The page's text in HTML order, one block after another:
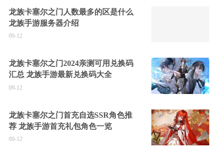
龙族卡塞尔之门人数最多的区是什么
龙族手游服务器介绍
09-12
龙族卡塞尔之门2024亲测可用兑换码
汇总 龙族手游最新兑换码大全
09-12
龙族卡塞尔之门首充自选SSR角色推
荐 龙族手游首充礼包角色一览
09-12